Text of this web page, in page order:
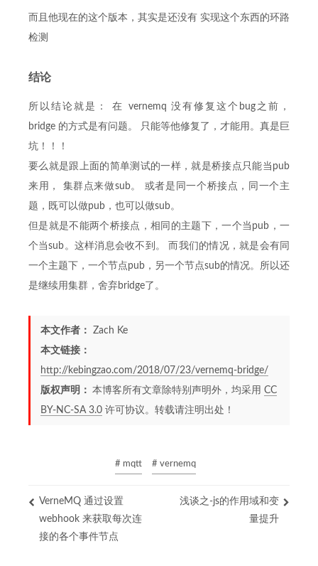
而且他现在的这个版本，其实是还没有 实现这个东西的环路
检测
结论
所以结论就是： 在 vernemq 没有修复这个bug之前，
bridge 的方式是有问题。 只能等他修复了，才能用。真是巨
坑！！！
要么就是跟上面的简单测试的一样，就是桥接点只能当pub
来用， 集群点来做sub。 或者是同一个桥接点，同一个主
题，既可以做pub，也可以做sub。
但是就是不能两个桥接点，相同的主题下，一个当pub，一
个当sub。这样消息会收不到。 而我们的情况，就是会有同
一个主题下，一个节点pub，另一个节点sub的情况。所以还
是继续用集群，舍弃bridge了。
本文作者：
Zach Ke
本文链接：
http://kebingzao.com/2018/07/23/vernemq-bridge/
版权声明： 本博客所有文章除特别声明外，均采用 CC
BY-NC-SA 3.0 许可协议。转载请注明出处！
# mqtt # vernemq
VerneMQ 通过设置
webhook 来获取每次连
接的各个事件节点
浅谈之-js的作用域和变
量提升